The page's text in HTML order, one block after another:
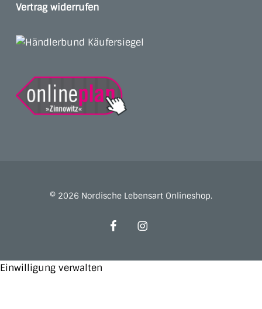
Vertrag widerrufen
© 2026 Nordische Lebensart Onlineshop.
facebookinstagram
Einwilligung verwalten